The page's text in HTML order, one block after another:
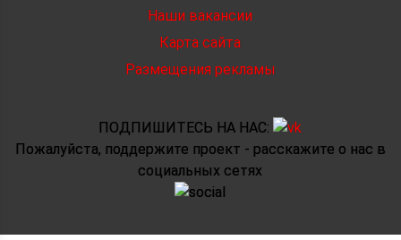
Наши вакансии
Карта сайта
Размещения рекламы
ПОДПИШИТЕСЬ НА НАС:
Пожалуйста, поддержите проект - расскажите о нас в
социальных сетях